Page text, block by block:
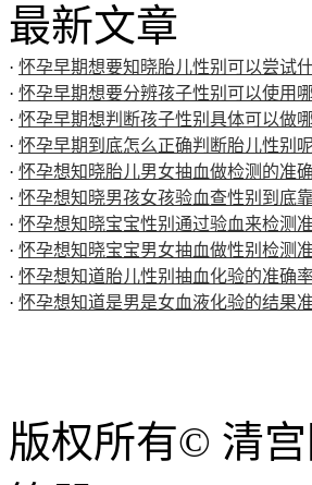
最新文章
· 怀孕早期想要知晓胎儿性别可以尝试
· 怀孕早期想要分辨孩子性别可以使用
· 怀孕早期想判断孩子性别具体可以做
· 怀孕早期到底怎么正确判断胎儿性别
· 怀孕想知晓胎儿男女抽血做检测的准
· 怀孕想知晓男孩女孩验血查性别到底
· 怀孕想知晓宝宝性别通过验血来检测
· 怀孕想知晓宝宝男女抽血做性别检测
· 怀孕想知道胎儿性别抽血化验的准确
· 怀孕想知道是男是女血液化验的结果
版权所有© 清